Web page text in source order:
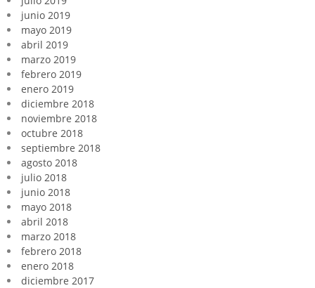
junio 2019
mayo 2019
abril 2019
marzo 2019
febrero 2019
enero 2019
diciembre 2018
noviembre 2018
octubre 2018
septiembre 2018
agosto 2018
julio 2018
junio 2018
mayo 2018
abril 2018
marzo 2018
febrero 2018
enero 2018
diciembre 2017